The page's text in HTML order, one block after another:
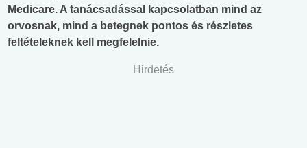
Medicare. A tanácsadással kapcsolatban mind az
orvosnak, mind a betegnek pontos és részletes
feltételeknek kell megfelelnie.
Hirdetés